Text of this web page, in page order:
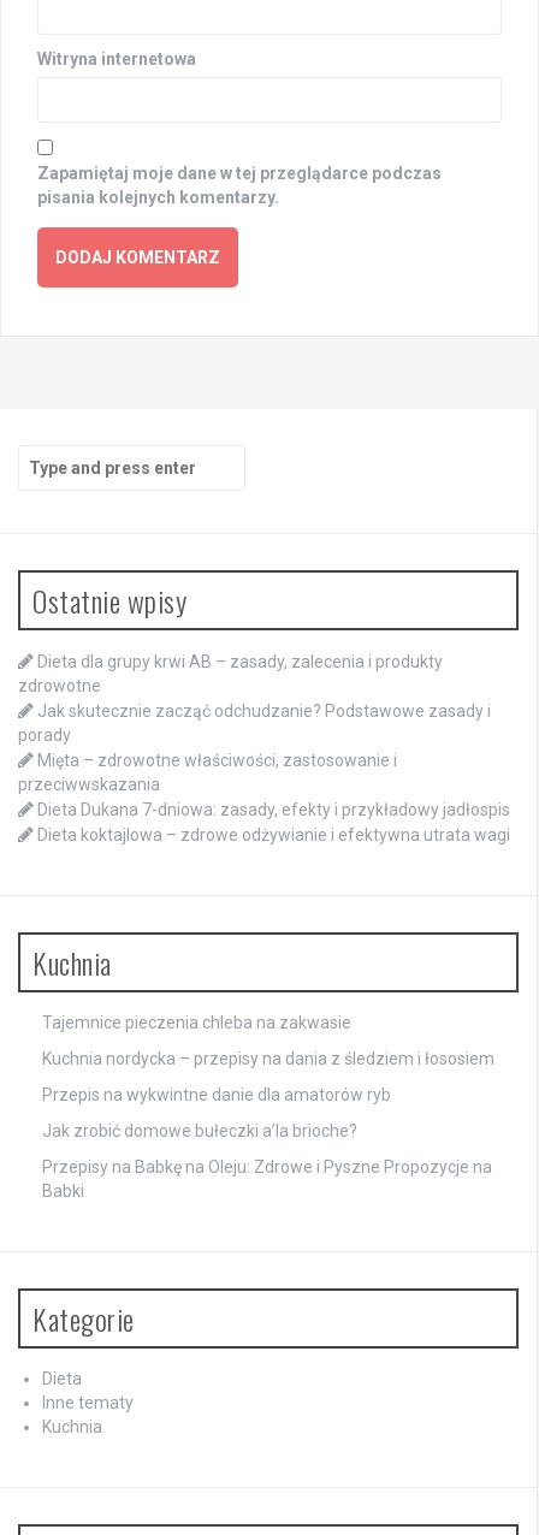
Witryna internetowa
Zapamiętaj moje dane w tej przeglądarce podczas
pisania kolejnych komentarzy.
for:
Ostatnie wpisy
Dieta dla grupy krwi AB – zasady, zalecenia i produkty
zdrowotne
Jak skutecznie zacząć odchudzanie? Podstawowe zasady i
porady
Mięta – zdrowotne właściwości, zastosowanie i
przeciwwskazania
Dieta Dukana 7-dniowa: zasady, efekty i przykładowy jadłospis
Dieta koktajlowa – zdrowe odżywianie i efektywna utrata wagi
Kuchnia
Tajemnice pieczenia chleba na zakwasie
Kuchnia nordycka – przepisy na dania z śledziem i łososiem
Przepis na wykwintne danie dla amatorów ryb
Jak zrobić domowe bułeczki a’la brioche?
Przepisy na Babkę na Oleju: Zdrowe i Pyszne Propozycje na
Babki
Kategorie
Dieta
Inne tematy
Kuchnia